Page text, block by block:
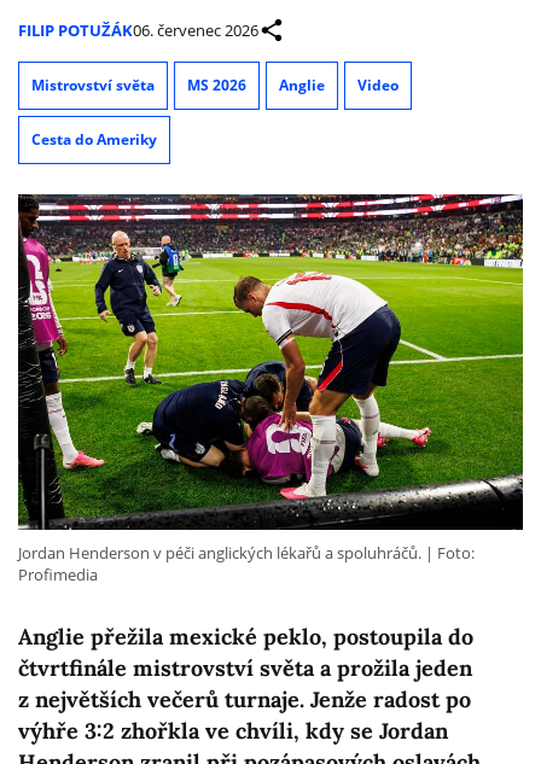
FILIP POTUŽÁK06. červenec 2026
Mistrovství světa MS 2026 Anglie Video
Cesta do Ameriky
Anglie přežila mexické peklo, postoupila do
čtvrtfinále mistrovství světa a prožila jeden
z největších večerů turnaje. Jenže radost po
výhře 3:2 zhořkla ve chvíli, kdy se Jordan
Jordan Henderson v péči anglických lékařů a spoluhráčů.
Foto:
Profimedia